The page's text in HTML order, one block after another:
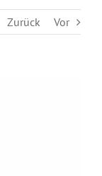
Zurück Vor